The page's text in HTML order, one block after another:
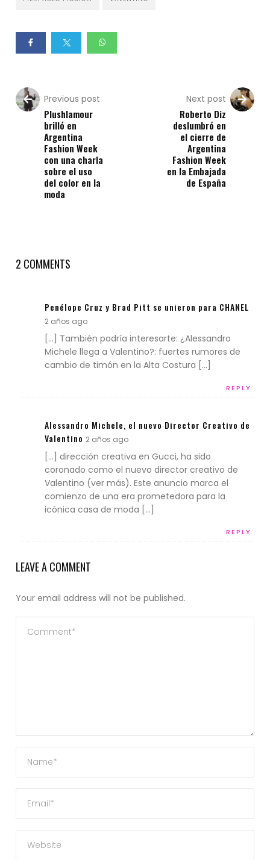
Previous post
Plushlamour
brilló en
Argentina
Fashion Week
con una charla
sobre el uso
del color en la
moda
Next post
Roberto Diz
deslumbró en
el cierre de
Argentina
Fashion Week
en la Embajada
de España
2 COMMENTS
Penélope Cruz y Brad Pitt se unieron para CHANEL
2 años ago
REPLY
[…] También podría interesarte: ¿Alessandro
Michele llega a Valentino?: fuertes rumores de
cambio de timón en la Alta Costura […]
Alessandro Michele, el nuevo Director Creativo de
Valentino 2 años ago
REPLY
[…] dirección creativa en Gucci, ha sido
coronado como el nuevo director creativo de
Valentino (ver más). Este anuncio marca el
comienzo de una era prometedora para la
icónica casa de moda […]
LEAVE A COMMENT
Your email address will not be published.